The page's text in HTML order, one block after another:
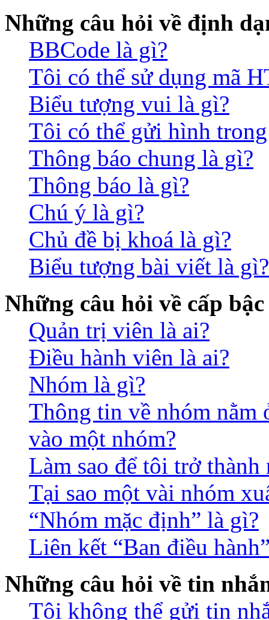
Những câu hỏi về định
BBCode là gì?
Tôi có thể sử dụng mã
Biểu tượng vui là gì?
Tôi có thể gửi hình
Thông báo chung là gì?
Thông báo là gì?
Chú ý là gì?
Chủ đề bị khoá là gì?
Biểu tượng bài viết là gì?
Những câu hỏi về cấp
Quản trị viên là ai?
Điều hành viên là ai?
Nhóm là gì?
Thông tin về nhóm nằm
vào một nhóm?
Làm sao để tôi trở
Tại sao một vài nhóm
“Nhóm mặc định” là gì?
Liên kết “Ban điều
Những câu hỏi về tin
Tôi không thể gửi tin